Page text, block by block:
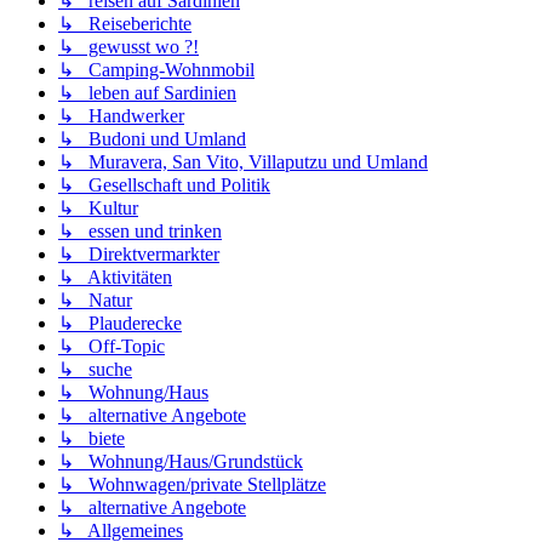
↳ Reiseberichte
↳ gewusst wo ?!
↳ Camping-Wohnmobil
↳ leben auf Sardinien
↳ Handwerker
↳ Budoni und Umland
↳ Muravera, San Vito, Villaputzu und Umland
↳ Gesellschaft und Politik
↳ Kultur
↳ essen und trinken
↳ Direktvermarkter
↳ Aktivitäten
↳ Natur
↳ Plauderecke
↳ Off-Topic
↳ suche
↳ Wohnung/Haus
↳ alternative Angebote
↳ biete
↳ Wohnung/Haus/Grundstück
↳ Wohnwagen/private Stellplätze
↳ alternative Angebote
↳ Allgemeines